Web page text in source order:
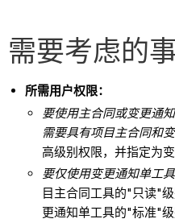
需要考虑的
所需用户权限：
要使用主合同或变更通
需要具有项目主合同和
高级别权限，并指定为
要仅使用变更通知单工
目主合同工具的"只读"
更通知单工具的"标准"